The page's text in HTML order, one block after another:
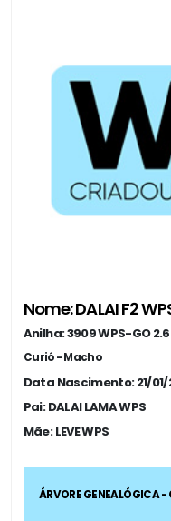
Nome: DALAI F2
Anilha: 3909 WPS-GO 2.6
Curió - Macho
Data Nascimento: 21/01/
Pai: DALAI LAMA WPS
Mãe: LEVE WPS
ÁRVORE GENEALÓGICA